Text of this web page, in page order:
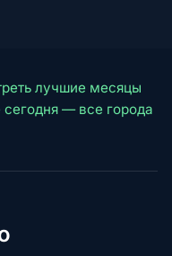
лучшие месяцы
— все города